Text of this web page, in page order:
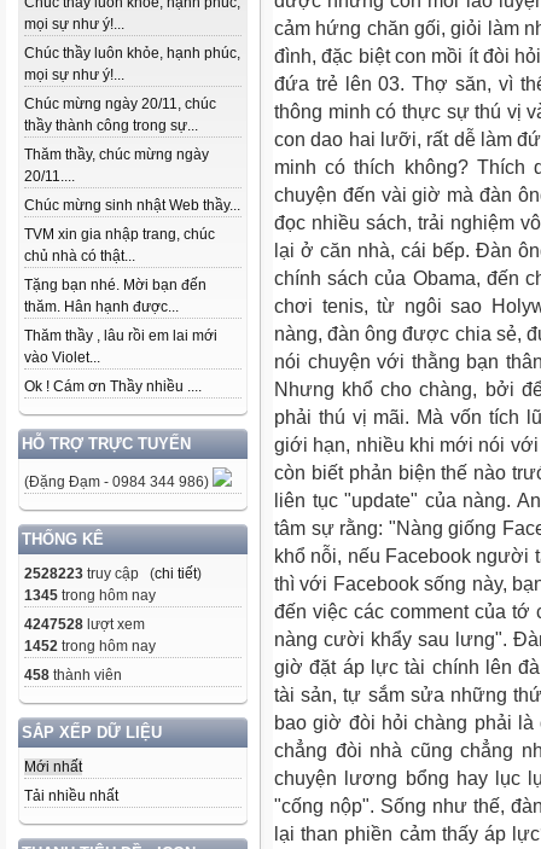
mọi sự như ý!...
Chúc thầy luôn khỏe, hạnh phúc,
mọi sự như ý!...
Chúc mừng ngày 20/11, chúc
thầy thành công trong sự...
Thăm thầy, chúc mừng ngày
20/11....
Chúc mừng sinh nhật Web thầy...
TVM xin gia nhập trang, chúc
chủ nhà có thật...
Tặng bạn nhé. Mời bạn đến
thăm. Hân hạnh được...
Thăm thầy , lâu rồi em lai mới
vào Violet...
Ok ! Cám ơn Thầy nhiều ....
HỖ TRỢ TRỰC TUYẾN
(Đặng Đạm - 0984 344 986)
THỐNG KÊ
2528223 truy cập (chi tiết)
1345 trong hôm nay
4247528 lượt xem
1452 trong hôm nay
458 thành viên
SẮP XẾP DỮ LIỆU
Mới nhất
Tải nhiều nhất
cảm hứng chăn gối, giỏi làm
đình, đặc biệt con mồi ít đòi
đứa trẻ lên 03. Thợ săn, vì
thông minh có thực sự thú vị
con dao hai lưỡi, rất dễ làm
minh có thích không? Thích
chuyện đến vài giờ mà đàn
đọc nhiều sách, trải nghiệm
lại ở căn nhà, cái bếp. Đàn
chính sách của Obama, đến
chơi tenis, từ ngôi sao
nàng, đàn ông được chia sẻ,
nói chuyện với thằng bạn
Nhưng khổ cho chàng, bởi
phải thú vị mãi. Mà vốn tích
giới hạn, nhiều khi mới nói
còn biết phản biện thế nào
liên tục "update" của nàng.
tâm sự rằng: "Nàng giống
khổ nỗi, nếu Facebook người
thì với Facebook sống này,
đến việc các comment của tớ
nàng cười khẩy sau lưng".
giờ đặt áp lực tài chính lên
tài sản, tự sắm sửa những
bao giờ đòi hỏi chàng phải
chẳng đòi nhà cũng chẳng
chuyện lương bổng hay lục
"cống nộp". Sống như thế,
lại than phiền cảm thấy áp